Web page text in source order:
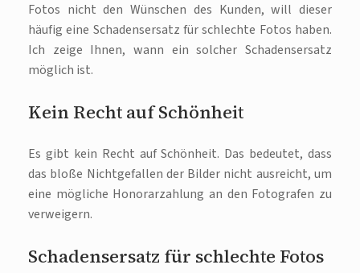
Fotos nicht den Wünschen des Kunden, will dieser
häufig eine Schadensersatz für schlechte Fotos haben.
Ich zeige Ihnen, wann ein solcher Schadensersatz
möglich ist.
Kein Recht auf Schönheit
Es gibt kein Recht auf Schönheit. Das bedeutet, dass
das bloße Nichtgefallen der Bilder nicht ausreicht, um
eine mögliche Honorarzahlung an den Fotografen zu
verweigern.
Schadensersatz für schlechte Fotos